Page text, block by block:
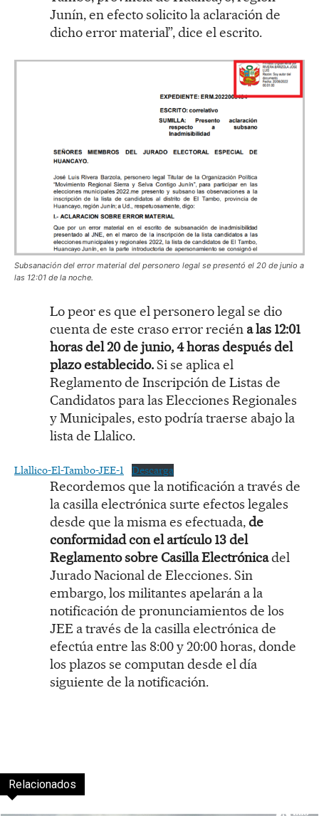
Junín, en efecto solicito la aclaración de
dicho error material”, dice el escrito.
Subsanación del error material del personero legal se presentó el 20 de junio a
las 12:01 de la noche.
Lo peor es que el personero legal se dio
cuenta de este craso error recién a las 12:01
horas del 20 de junio, 4 horas después del
plazo establecido.Si se aplica el
Reglamento de Inscripción de Listas de
Candidatos para las Elecciones Regionales
y Municipales, esto podría traerse abajo la
lista de Llalico.
Llallico-El-Tambo-JEE-1 Descarga
Recordemos que la notificación a través de
la casilla electrónica surte efectos legales
desde que la misma es efectuada,de
conformidad con el artículo 13 del
Reglamento sobre Casilla Electrónicadel
Jurado Nacional de Elecciones. Sin
embargo, los militantes apelarán a la
notificación de pronunciamientos de los
JEE a través de la casilla electrónica de
efectúa entre las 8:00 y 20:00 horas, donde
los plazos se computan desde el día
siguiente de la notificación.
Relacionados